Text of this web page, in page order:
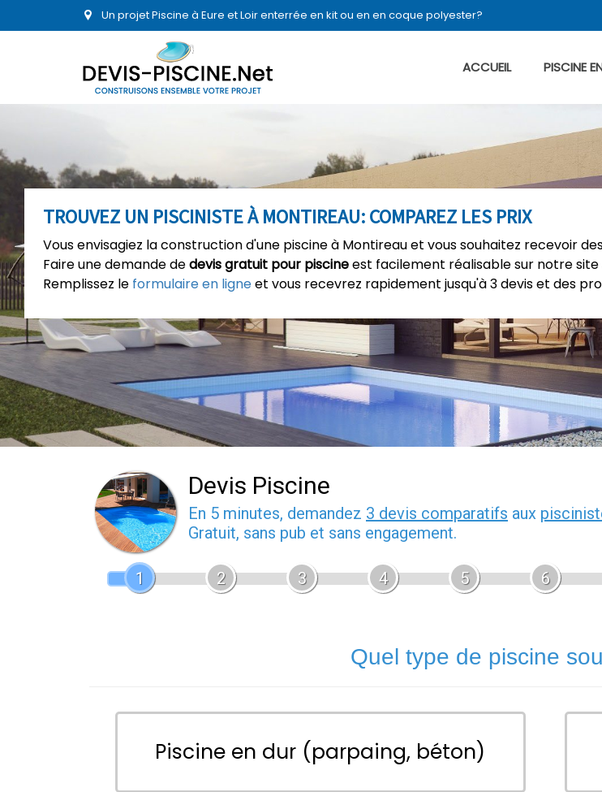
Un projet Piscine à Eure et Loir enterrée en kit ou en en coque polyester?
ACCUEIL PISCINE
TROUVEZ UN PISCINISTE À MONTIREAU: COMPAREZ LES PRIX
Vous envisagiez la construction d'une piscine à Montireau et vous souhaitez recevoir
Faire une demande dedevis gratuit pour piscineest facilement réalisable sur notre site
Remplissez le formulaire en ligneet vous recevrez rapidement jusqu'à 3 devis et des
Devis Piscine
En 5 minutes, demandez 3 devis comparatifs aux
Gratuit, sans pub et sans engagement.
1 2 3 4 5 6
Quel type de piscine
Piscine en dur (parpaing, béton)